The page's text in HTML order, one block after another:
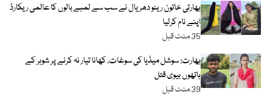
بھارتی خاتون رینو دھریال نے سب سے لمبے بالوں کا عالمی ریکارڈ
اپنے نام کرلیا
35 منٹ قبل
بھارت: سوشل میڈیا کی سوغات، کھانا تیار نہ کرنے پر شوہر کے
ہاتھوں بیوی قتل
39 منٹ قبل